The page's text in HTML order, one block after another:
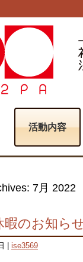
活動内容
7月 2022
暇のお知ら
ise3569